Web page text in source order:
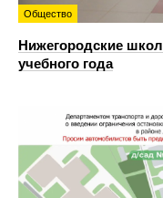
Общество
Нижегородские
учебного года